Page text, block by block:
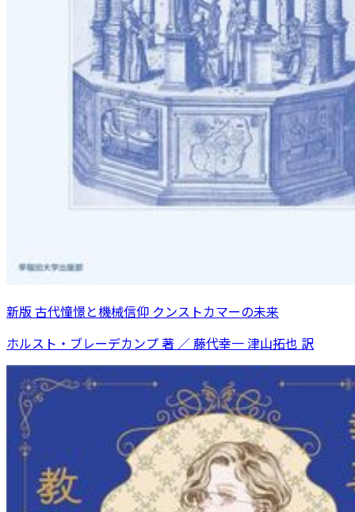
新版 古代憧憬と機械信仰 クンストカマーの未来
ホルスト・ブレーデカンプ 著 ／ 藤代幸一 津山拓也 訳